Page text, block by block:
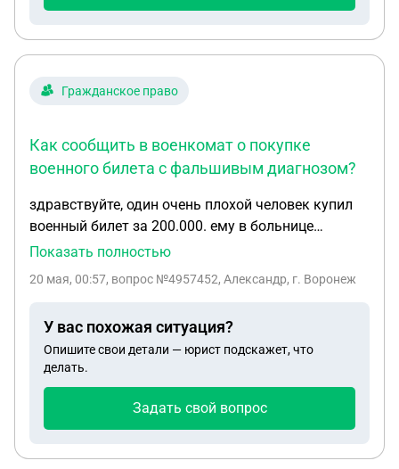
рассрочки именно на товар из его магазина. Хотя
год. Есть ли какие-то шансы получить деньги
Гражданское право
Как сообщить в военкомат о покупке
военного билета с фальшивым диагнозом?
здравствуйте, один очень плохой человек купил
военный билет за 200.000. ему в больнице
нарисовали «липовую» болезнь ( что он писается
военный комиссариат, и запустить проверку
Показать полностью
20 мая, 00:57, вопрос №4957452, Александр, г. Воронеж
У вас похожая ситуация?
Опишите свои детали — юрист подскажет, что
делать.
Задать свой вопрос